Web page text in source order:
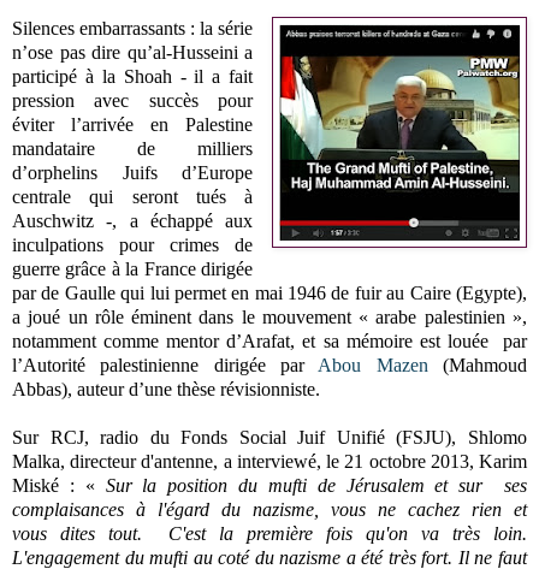
Silences embarrassants : la série
n’ose pas dire qu’al-Husseini a
participé à la Shoah - il a fait
pression avec succès pour
éviter l’arrivée en Palestine
mandataire de milliers
d’orphelins Juifs d’Europe
centrale qui seront tués à
Auschwitz -, a échappé aux
inculpations pour crimes de
guerre grâce à la France dirigée
par de Gaulle qui lui permet en mai 1946 de fuir au Caire (Egypte),
a joué un rôle éminent dans le mouvement « arabe palestinien »,
notamment comme mentor d’Arafat, et sa mémoire est louée par
l’Autorité palestinienne dirigée par Abou Mazen (Mahmoud
Abbas), auteur d’une thèse révisionniste.
Sur RCJ, radio du Fonds Social Juif Unifié (FSJU), Shlomo
Malka, directeur d'antenne, a interviewé, le 21 octobre 2013, Karim
Miské : « Sur la position du mufti de Jérusalem et sur ses
complaisances à l'égard du nazisme, vous ne cachez rien et
vous dites tout. C'est la première fois qu'on va très loin.
L'engagement du mufti au coté du nazisme a été très fort. Il ne faut